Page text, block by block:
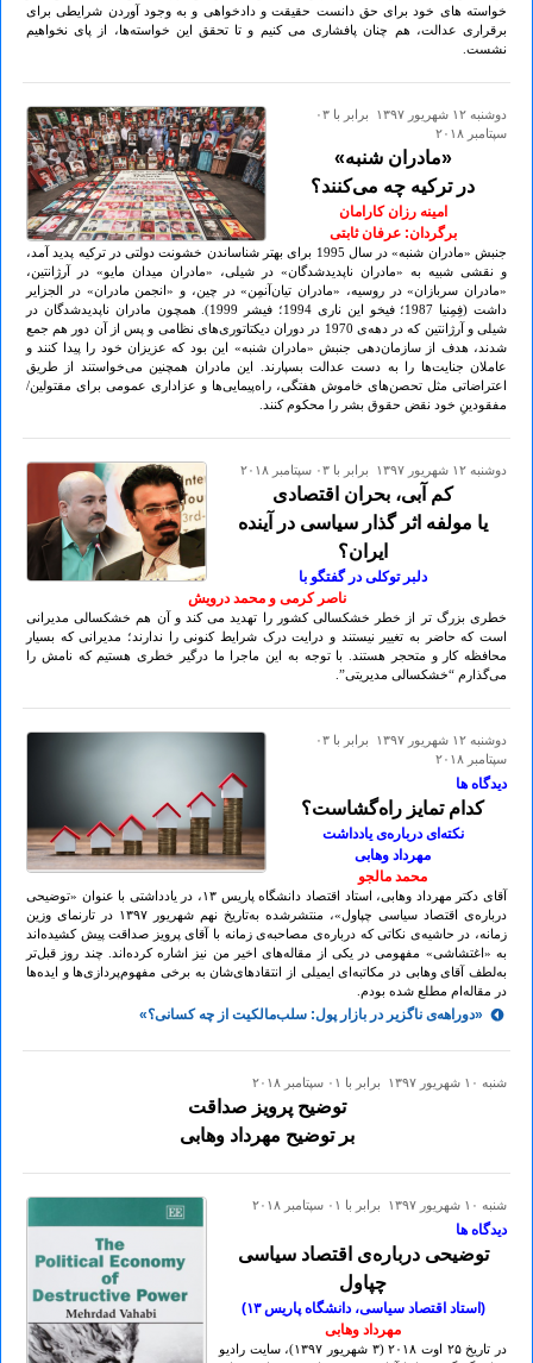
خواسته های خود برای حق دانست حقیقت و دادخواهی و به وجود آوردن شرایطی برای
برقراری عدالت، هم چنان پافشاری می کنیم و تا تحقق این خواسته‌ها، از پای نخواهیم
نشست.
دوشنبه ۱۲ شهريور ۱۳۹۷ برابر با ۰۳
سپتامبر ۲۰۱۸
«مادران شنبه»
در ترکیه چه می‌کنند؟
امینه رزان کارامان
برگردان: عرفان ثابتی
جنبش «مادران شنبه» در سال 1995 برای بهتر شناساندن خشونت دولتی در ترکیه پدید آمد،
و نقشی شبیه به «مادران ناپدیدشدگان» در شیلی، «مادران میدان مایو» در آرژانتین،
«مادران سربازان» در روسیه، «مادران تیان‌آنمِن» در چین، و «انجمن مادران» در الجزایر
داشت (فِمِنیا 1987؛ فیخو این ناری 1994؛ فیشر 1999). همچون مادران ناپدیدشدگان در
شیلی و آرژانتین که در دهه‌ی 1970 در دوران دیکتاتوری‌های نظامی و پس از آن دور هم جمع
شدند، هدف از سازمان‌دهی جنبش «مادران شنبه» این بود که عزیزان‌ خود را پیدا کنند و
عاملان جنایت‌ها را به دست عدالت بسپارند. این مادران همچنین می‌خواستند از طریق
اعتراضاتی مثل تحصن‌های خاموش هفتگی، راه‌پیمایی‌ها و عزاداری عمومی برای مقتولین/
مفقودینِ خود نقض حقوق بشر را محکوم کنند.
دوشنبه ۱۲ شهريور ۱۳۹۷ برابر با ۰۳ سپتامبر ۲۰۱۸
کم آبی، بحران اقتصادی
یا مولفه اثر گذار سیاسی در آینده
ایران؟
دلبر توکلی در گفتگو با
ناصر کرمی و محمد درویش
خطری بزرگ تر از خطر خشکسالی کشور را تهدید می کند و آن هم خشکسالی مدیرانی
است که حاضر به تغییر نیستند و درایت درک شرایط کنونی را ندارند؛ مدیرانی که بسیار
محافظه کار و متحجر هستند. با توجه به این ماجرا ما درگیر خطری هستیم که نامش را
می‌گذارم “خشکسالی مدیریتی”.
دوشنبه ۱۲ شهريور ۱۳۹۷ برابر با ۰۳
سپتامبر ۲۰۱۸
دیدگاه ها
کدام تمایز راه‌گشاست؟
نکته‌ای درباره‌ی یادداشت
مهرداد وهابی
محمد مالجو
آقای دکتر مهرداد وهابی، استاد اقتصاد دانشگاه پاریس ۱۳، در یادداشتی با عنوان «توضیحی
درباره‌ی اقتصاد سیاسی چپاول»، منتشرشده به‌تاریخ نهم شهریور ۱۳۹۷ در تارنمای وزین
زمانه، در حاشیه‌ی نکاتی که درباره‌ی مصاحبه‌ی زمانه با آقای پرویز صداقت پیش کشیده‌اند
به «اغتشاشی» مفهومی در یکی از مقاله‌های اخیر من نیز اشاره کرده‌اند. چند روز قبل‌تر
به‌لطف آقای وهابی در مکاتبه‌ای ایمیلی از انتقادهای‌شان به برخی مفهوم‌پردازی‌ها و ایده‌ها
در مقاله‌ام مطلع شده بودم.
«دوراهه‌ی ناگزیر در بازار پول: سلب‌مالکیت از چه کسانی؟»
شنبه ۱۰ شهريور ۱۳۹۷ برابر با ۰۱ سپتامبر ۲۰۱۸
توضیح پرویز صداقت
بر توضیح مهرداد وهابی
شنبه ۱۰ شهريور ۱۳۹۷ برابر با ۰۱ سپتامبر ۲۰۱۸
دیدگاه ها
توضیحی درباره‌ی اقتصاد سیاسی
چپاول
(استاد اقتصاد سیاسی، دانشگاه پاریس ۱۳)
مهرداد وهابی
در تاریخ ۲۵ اوت ۲٠۱۸ (۳ شهریور ۱۳۹۷)، سایت رادیو